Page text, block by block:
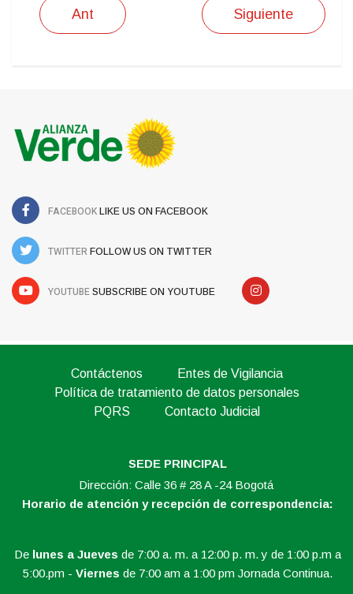
Ant Siguiente
FACEBOOK LIKE US ON FACEBOOK
TWITTER FOLLOW US ON TWITTER
YOUTUBE SUBSCRIBE ON YOUTUBE
Contáctenos
Entes de Vigilancia
Política de tratamiento de datos personales
PQRS
Contacto Judicial
SEDE PRINCIPAL
Dirección: Calle 36 # 28 A -24 Bogotá
Horario de atención y recepción de correspondencia:
De lunes a Jueves de 7:00 a. m. a 12:00 p. m. y de 1:00 p.m a
5:00.pm - Viernes de 7:00 am a 1:00 pm Jornada Continua.